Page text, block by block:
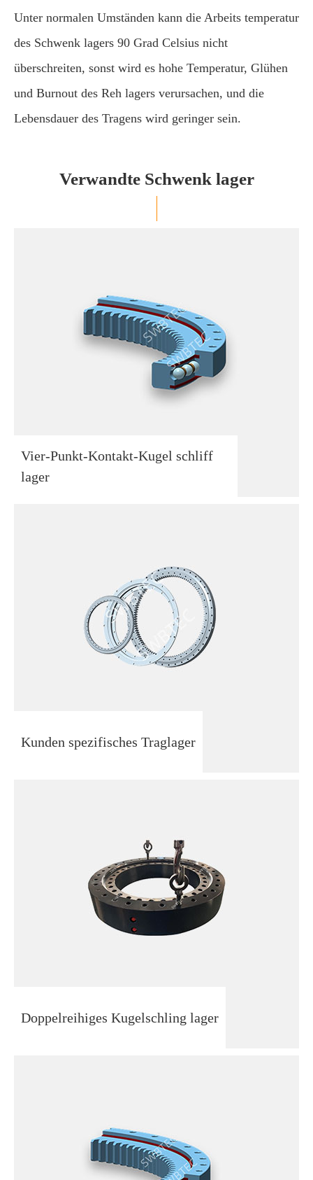
Unter normalen Umständen kann die Arbeits temperatur
des Schwenk lagers 90 Grad Celsius nicht
überschreiten, sonst wird es hohe Temperatur, Glühen
und Burnout des Reh lagers verursachen, und die
Lebensdauer des Tragens wird geringer sein.
Verwandte Schwenk lager
Vier-Punkt-Kontakt-Kugel schliff
lager
Kunden spezifisches Traglager
Doppelreihiges Kugelschling lager